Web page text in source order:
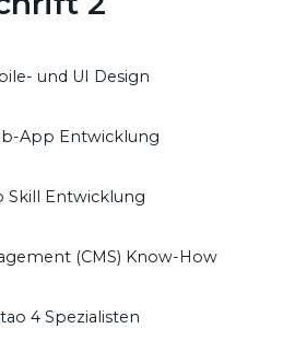
und UI Design
App Entwicklung
Skill Entwicklung
(CMS) Know-How
4 Spezialisten